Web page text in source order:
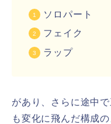
ソロパート
フェイク
ラップ
があり、さらに途中
も変化に飛んだ構成の